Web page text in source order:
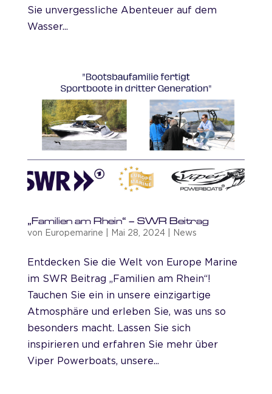
Sie unvergessliche Abenteuer auf dem
Wasser...
„Familien am Rhein“ – SWR Beitrag
von Europemarine Mai 28, 2024| News
Entdecken Sie die Welt von Europe Marine
im SWR Beitrag „Familien am Rhein“!
Tauchen Sie ein in unsere einzigartige
Atmosphäre und erleben Sie, was uns so
besonders macht. Lassen Sie sich
inspirieren und erfahren Sie mehr über
Viper Powerboats, unsere...